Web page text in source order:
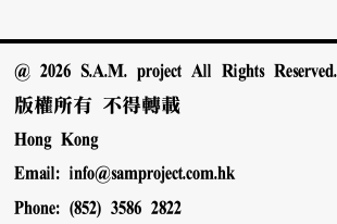
@ 2026 S.A.M. project All Rights Reserved.
版權所有 不得轉載
Hong Kong
Email: info@samproject.com.hk
Phone: (852) 3586 2822